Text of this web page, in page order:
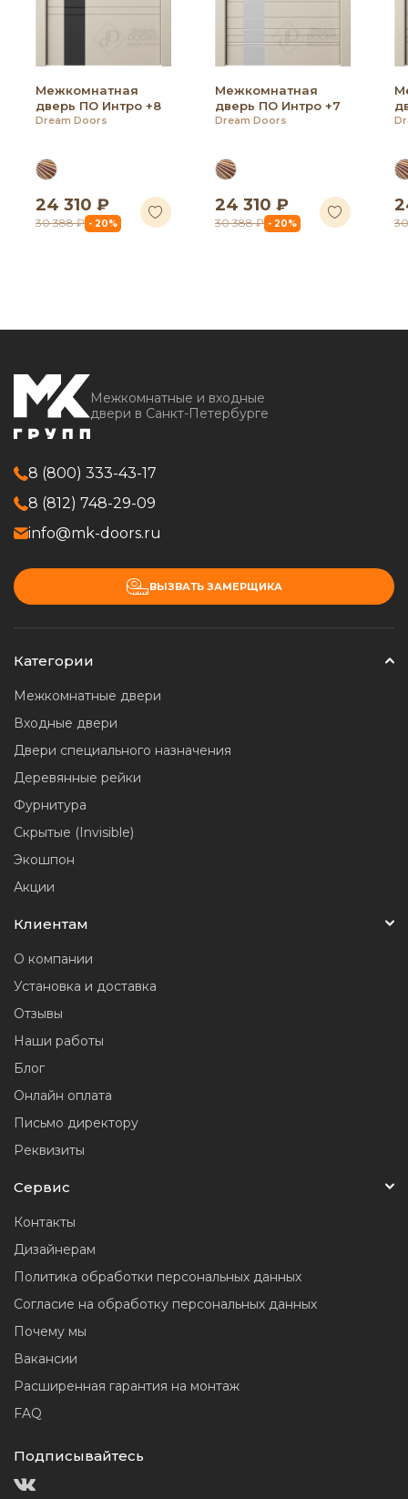
Межкомнатная
дверь ПО Интро +8
Dream Doors
24 310 ₽
30 388 ₽ - 20%
Межкомнатная
дверь ПО Интро +7
Dream Doors
24 310 ₽
30 388 ₽ - 20%
Межкомнатные и входные
двери в Санкт-Петербурге
8 (800) 333-43-17
8 (812) 748-29-09
info@mk-doors.ru
ВЫЗВАТЬ ЗАМЕРЩИКА
Категории
Межкомнатные двери
Входные двери
Двери специального назначения
Деревянные рейки
Фурнитура
Скрытые (Invisible)
Экошпон
Акции
Клиентам
О компании
Установка и доставка
Отзывы
Наши работы
Блог
Онлайн оплата
Письмо директору
Реквизиты
Сервис
Контакты
Дизайнерам
Политика обработки персональных данных
Согласие на обработку персональных данных
Почему мы
Вакансии
Расширенная гарантия на монтаж
FAQ
Подписывайтесь